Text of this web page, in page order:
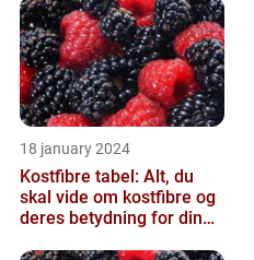
18 january 2024
Kostfibre tabel: Alt, du
skal vide om kostfibre og
deres betydning for din